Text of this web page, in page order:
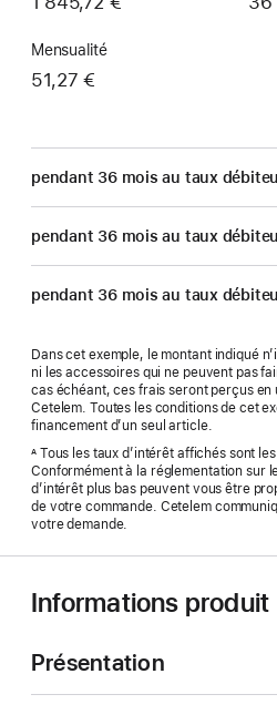
Mensualité
51,27 €
pendant 36 mois au taux
pendant 36 mois au taux
pendant 36 mois au taux
Dans cet exemple, le montant indiqué
ni les accessoires qui ne peuvent pas
cas échéant, ces frais seront perçus en
Cetelem. Toutes les conditions de cet
financement d’un seul article.
ATous les taux d’intérêt affichés sont
Conformément à la réglementation sur
d’intérêt plus bas peuvent vous être
de votre commande. Cetelem
votre demande.
Informations produit
Présentation